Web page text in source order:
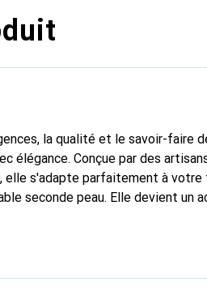
la qualité et le savoir-faire
élégance. Conçue par des
elle s'adapte parfaitement à votre
seconde peau. Elle devient un